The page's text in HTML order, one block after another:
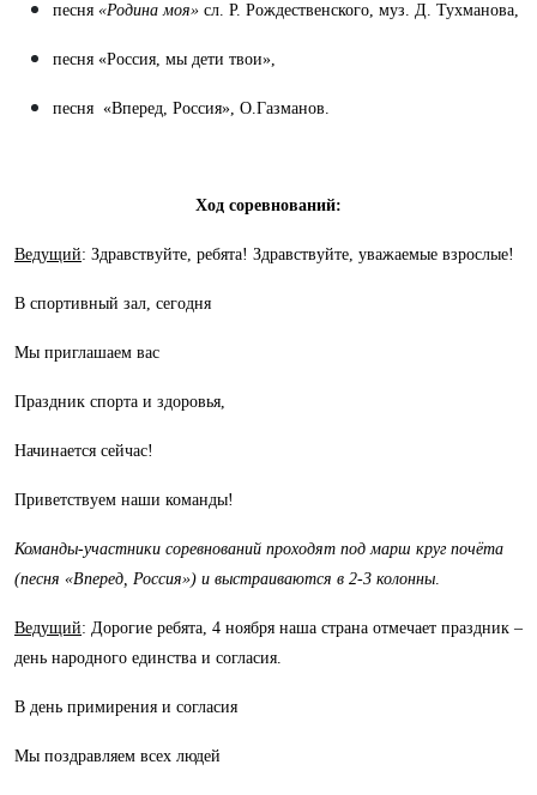
песня «Родина моя» сл. Р. Рождественского, муз. Д. Тухманова,
песня «Россия, мы дети твои»,
песня «Вперед, Россия», О.Газманов.
Ход соревнований:
Ведущий: Здравствуйте, ребята! Здравствуйте, уважаемые взрослые!
В спортивный зал, сегодня
Мы приглашаем вас
Праздник спорта и здоровья,
Начинается сейчас!
Приветствуем наши команды!
Команды-участники соревнований проходят под марш круг почёта
(песня «Вперед, Россия») и выстраиваются в 2-3 колонны.
Ведущий: Дорогие ребята, 4 ноября наша страна отмечает праздник –
день народного единства и согласия.
В день примирения и согласия
Мы поздравляем всех людей